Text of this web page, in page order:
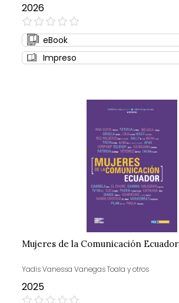
2026
0%
eBook
Impreso
Mujeres de la Comunicación Ecuador
Yadis Vanessa Vanegas Toala y otros
2025